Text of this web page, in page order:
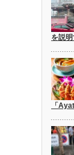
を説
「